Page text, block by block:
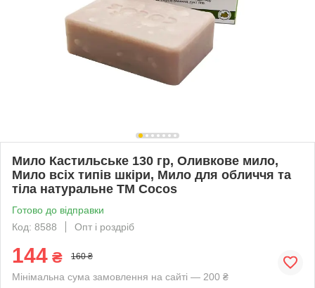
Мило Кастильське 130 гр, Оливкове мило,
Мило всіх типів шкіри, Мило для обличчя та
тіла натуральне ТМ Cocos
Готово до відправки
Код: 8588
Опт і роздріб
144 ₴ 160 ₴
Мінімальна сума замовлення на сайті — 200 ₴